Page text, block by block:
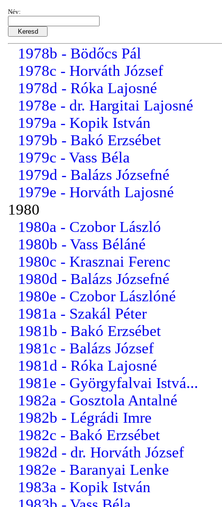
Név:1977e - Györgyfalvai Istvá...
1978a - Baranyai Lenke
1978b - Bödőcs Pál
1978c - Horváth József
1978d - Róka Lajosné
1978e - dr. Hargitai Lajosné
1979a - Kopik István
1979b - Bakó Erzsébet
1979c - Vass Béla
1979d - Balázs Józsefné
1979e - Horváth Lajosné
1980
1980a - Czobor László
1980b - Vass Béláné
1980c - Krasznai Ferenc
1980d - Balázs Józsefné
1980e - Czobor Lászlóné
1981a - Szakál Péter
1981b - Bakó Erzsébet
1981c - Balázs József
1981d - Róka Lajosné
1981e - Györgyfalvai Istvá...
1982a - Gosztola Antalné
1982b - Légrádi Imre
1982c - Bakó Erzsébet
1982d - dr. Horváth József
1982e - Baranyai Lenke
1983a - Kopik István